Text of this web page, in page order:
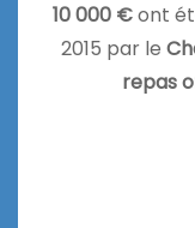
10 000 €ont
2015 par le
repas